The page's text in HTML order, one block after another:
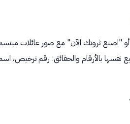
"اصنع ثروتك الآن" مع صور عائلات
نفسها بالأرقام والحقائق: رقم ترخيص،